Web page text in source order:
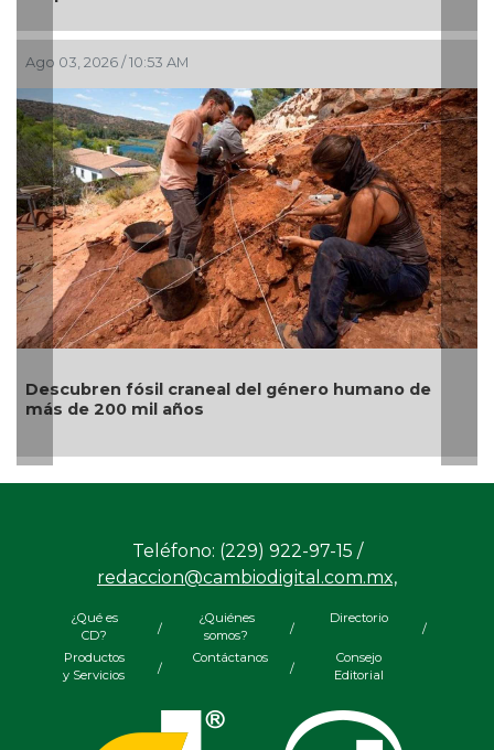
de
Jul 28, 2026 / 9:42 AM
Gatos naranjas: la ciencia descubre el gen
origen al color de su pelaje
Teléfono: (229) 922-97-15 /
redaccion@cambiodigital.com.mx,
¿Qué es
CD?
/
¿Quiénes
somos?
/
Directorio
/
Productos
y Servicios
/
Contáctanos
/
Consejo
Editorial